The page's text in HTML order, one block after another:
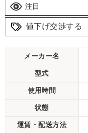
注目
値下げ交渉する
メーカー名
型式
使用時間
状態
運賃・配送方法